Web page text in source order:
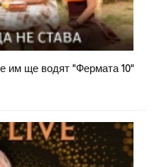
им ще водят "Фермата 10"